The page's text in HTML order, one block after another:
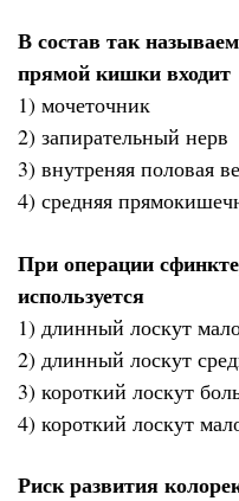
В состав так
прямой кишки входит
1) мочеточник
2) запирательный нерв
3) внутреняя половая
4) средняя
При операции
используется
1) длинный лоскут
2) длинный лоскут
3) короткий лоскут
4) короткий лоскут
Риск развития